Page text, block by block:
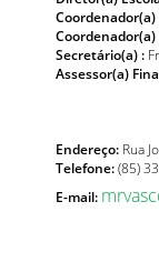
Coordenador(a)
Coordenador(a)
Secretário(a) :
Assessor(a)
Endereço: Rua
Telefone:(85)
E-mail: